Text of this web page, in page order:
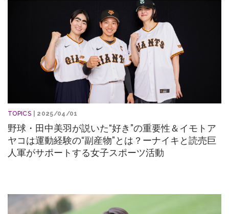
TOPICS | 2025/04/01
野球・田中美羽が説いた“好き”の重要性＆イモトア
ヤコは運動経験の“副産物”とは？ーナイキと読売巨
人軍がサポートする女子スポーツ活動